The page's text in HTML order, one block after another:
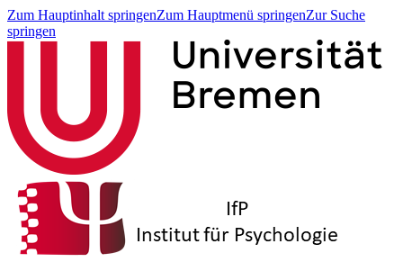
Zum Hauptinhalt springenZum Hauptmenü springenZur Suche
springen